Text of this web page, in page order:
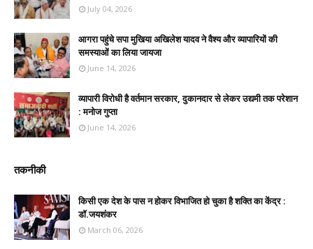
July 04, 2026
आगरा पहुंचे सपा मुखिया अखिलेश यादव ने वैश्य और व्यापारियों की
समस्याओं का लिया जायजा
June 14, 2026
व्यापारी विरोधी है वर्तमान सरकार, दुकानदार से लेकर उद्यमी तक परेशान
: मनोज गुप्ता
June 14, 2026
तकनीकी
किसी एक देश के पास न होकर विभाजित हो चुका है शक्ति का केंद्र :
डॉ.जयशंकर
March 06, 2026